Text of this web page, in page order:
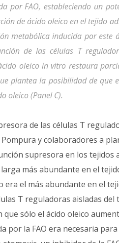
por FAO, estableciendo un
de ácido oleico en el tejido
metabólica inducida por este
de las células T
oleico in vitro restaura
plantea la posibilidad de que
oleico (Panel C).
de las células T
Pompura y colaboradores a
supresora en los tejidos
más abundante en el
era el más abundante en el
T reguladoras aisladas del
sólo el ácido oleico
por la FAO era necesaria